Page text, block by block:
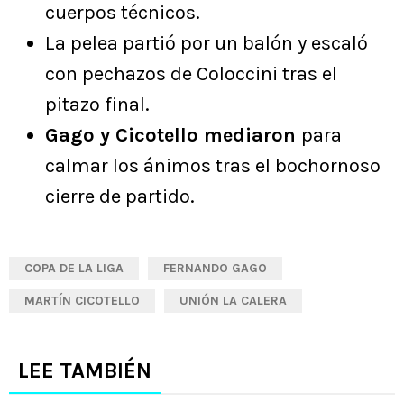
cuerpos técnicos.
La pelea partió por un balón y escaló
con pechazos de Coloccini tras el
pitazo final.
Gago y Cicotello mediaron para
calmar los ánimos tras el bochornoso
cierre de partido.
COPA DE LA LIGA FERNANDO GAGO
MARTÍN CICOTELLO UNIÓN LA CALERA
LEE TAMBIÉN